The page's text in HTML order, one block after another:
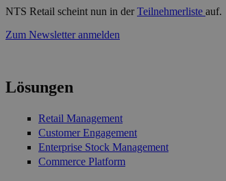
NTS Retail scheint nun in derTeilnehmerliste auf.
Zum Newsletter anmelden
Lösungen
Retail Management
Customer Engagement
Enterprise Stock Management
Commerce Platform